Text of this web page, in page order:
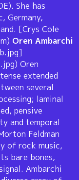
She has
Germany,
[Crys Cole
Oren Ambarchi
Oren
extended
several
laminal
pensive
and temporal
Feldman
of rock music,
bare bones,
Ambarchi